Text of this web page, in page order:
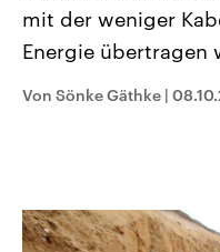
Sendungen
mit der weniger
Energie übertragen
Von Sönke Gäthke |